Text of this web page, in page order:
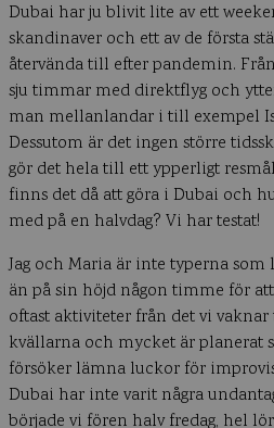
Dubai har ju blivit lite av ett
skandinaver och ett av de första
återvända till efter pandemin.
sju timmar med direktflyg och
man mellanlandar i till exempel
Dessutom är det ingen större
gör det hela till ett ypperligt
finns det då att göra i Dubai och
med på en halvdag? Vi har testat!
Jag och Maria är inte typerna som
än på sin höjd någon timme för
oftast aktiviteter från det vi
kvällarna och mycket är planerat
försöker lämna luckor för
Dubai har inte varit några
började vi fören halv fredag, hel